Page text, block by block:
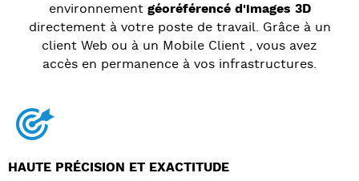
environnement géoréférencé d'images 3D
directement à votre poste de travail. Grâce à un
client Web ou à un Mobile Client , vous avez
accès en permanence à vos infrastructures.
HAUTE PRÉCISION ET EXACTITUDE